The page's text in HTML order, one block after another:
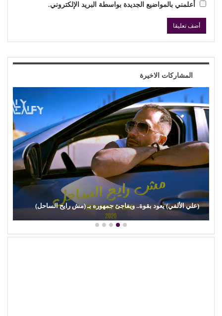
أعلمني بالمواضيع الجديدة بواسطة البريد الإلكتروني.
المشاركات الاخيرة
بعد وجع (روج أسود).. (مي سليم) تضحك من جديد في دمشق